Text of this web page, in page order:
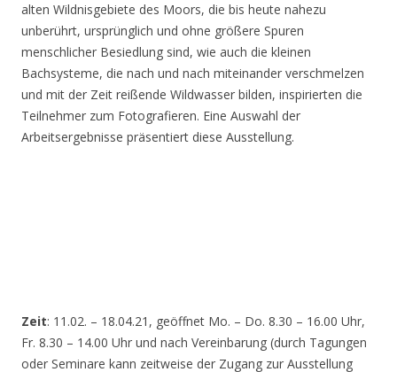
alten Wildnisgebiete des Moors, die bis heute nahezu
unberührt, ursprünglich und ohne größere Spuren
menschlicher Besiedlung sind, wie auch die kleinen
Bachsysteme, die nach und nach miteinander verschmelzen
und mit der Zeit reißende Wildwasser bilden, inspirierten die
Teilnehmer zum Fotografieren. Eine Auswahl der
Arbeitsergebnisse präsentiert diese Ausstellung.
Zeit: 11.02. – 18.04.21, geöffnet Mo. – Do. 8.30 – 16.00 Uhr,
Fr. 8.30 – 14.00 Uhr und nach Vereinbarung (durch Tagungen
oder Seminare kann zeitweise der Zugang zur Ausstellung